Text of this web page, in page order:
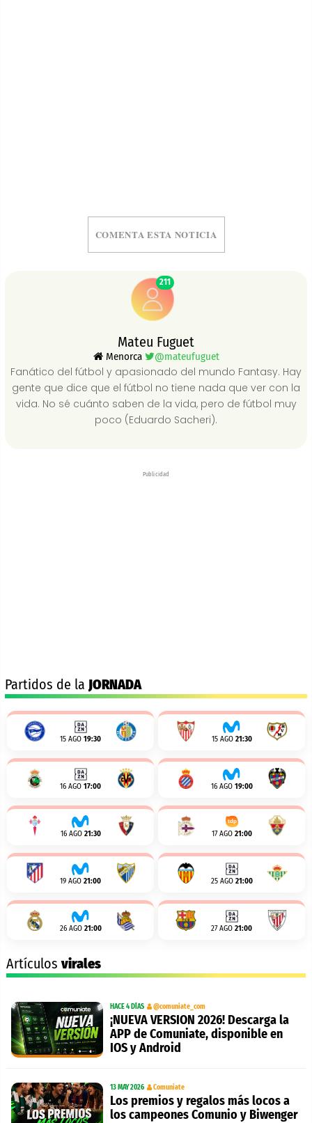
COMENTA ESTA NOTICIA
211
Mateu Fuguet
Menorca @mateufuguet
Fanático del fútbol y apasionado del mundo Fantasy. Hay
gente que dice que el fútbol no tiene nada que ver con la
vida. No sé cuánto saben de la vida, pero de fútbol muy
poco (Eduardo Sacheri).
Publicidad
Partidos de la JORNADA
15 AGO 19:30 15 AGO 21:30
16 AGO 17:00 16 AGO 19:00
16 AGO 21:30 17 AGO 21:00
19 AGO 21:00 25 AGO 21:00
26 AGO 21:00 27 AGO 21:00
Artículosvirales
HACE 4 DÍAS @comuniate_com
¡NUEVA VERSION 2026! Descarga la
APP de Comuniate, disponible en
IOS y Android
13 MAY 2026 Comuniate
Los premios y regalos más locos a
los campeones Comunio y Biwenger